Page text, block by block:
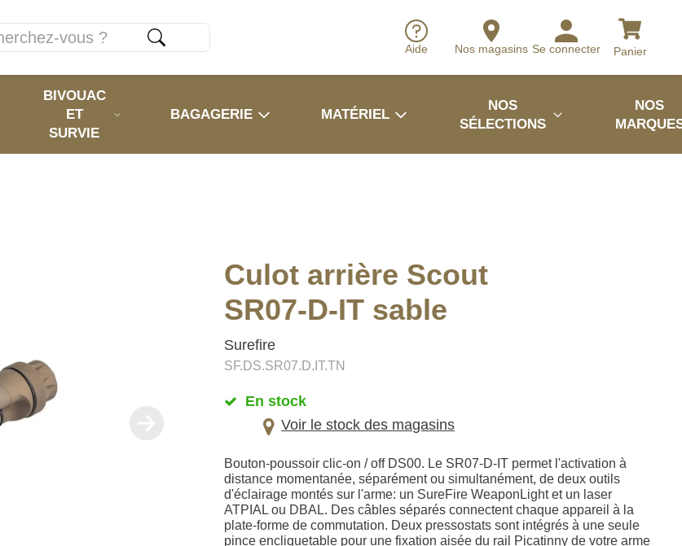
Aide Nos magasins Se connecter Panier
BIVOUAC
ET
SURVIE
BAGAGERIE MATÉRIEL
NOS
SÉLECTIONS
NOS
Culot arrière Scout
SR07-D-IT sable
Surefire
SF.DS.SR07.D.IT.TN
En stock
Voir le stock des magasins
Bouton-poussoir clic-on / off DS00. Le SR07-D-IT permet l'activation à
distance momentanée, séparément ou simultanément, de deux outils
d'éclairage montés sur l'arme: un SureFire WeaponLight et un laser
ATPIAL ou DBAL. Des câbles séparés connectent chaque appareil à la
plate-forme de commutation. Deux pressostats sont intégrés à une seule
pince encliquetable pour une fixation aisée du rail Picatinny de votre arme